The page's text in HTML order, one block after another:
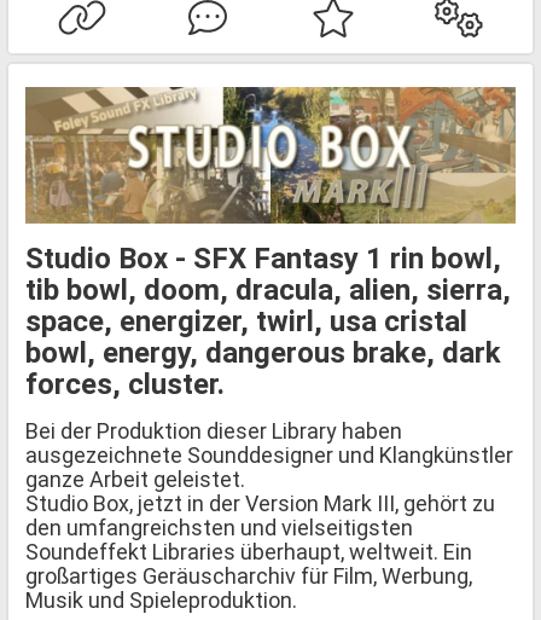
Studio Box - SFX Fantasy 1 rin bowl,
tib bowl, doom, dracula, alien, sierra,
space, energizer, twirl, usa cristal
bowl, energy, dangerous brake, dark
forces, cluster.
Bei der Produktion dieser Library haben
ausgezeichnete Sounddesigner und Klangkünstler
ganze Arbeit geleistet.
Studio Box, jetzt in der Version Mark III, gehört zu
den umfangreichsten und vielseitigsten
Soundeffekt Libraries überhaupt, weltweit. Ein
großartiges Geräuscharchiv für Film, Werbung,
Musik und Spieleproduktion.